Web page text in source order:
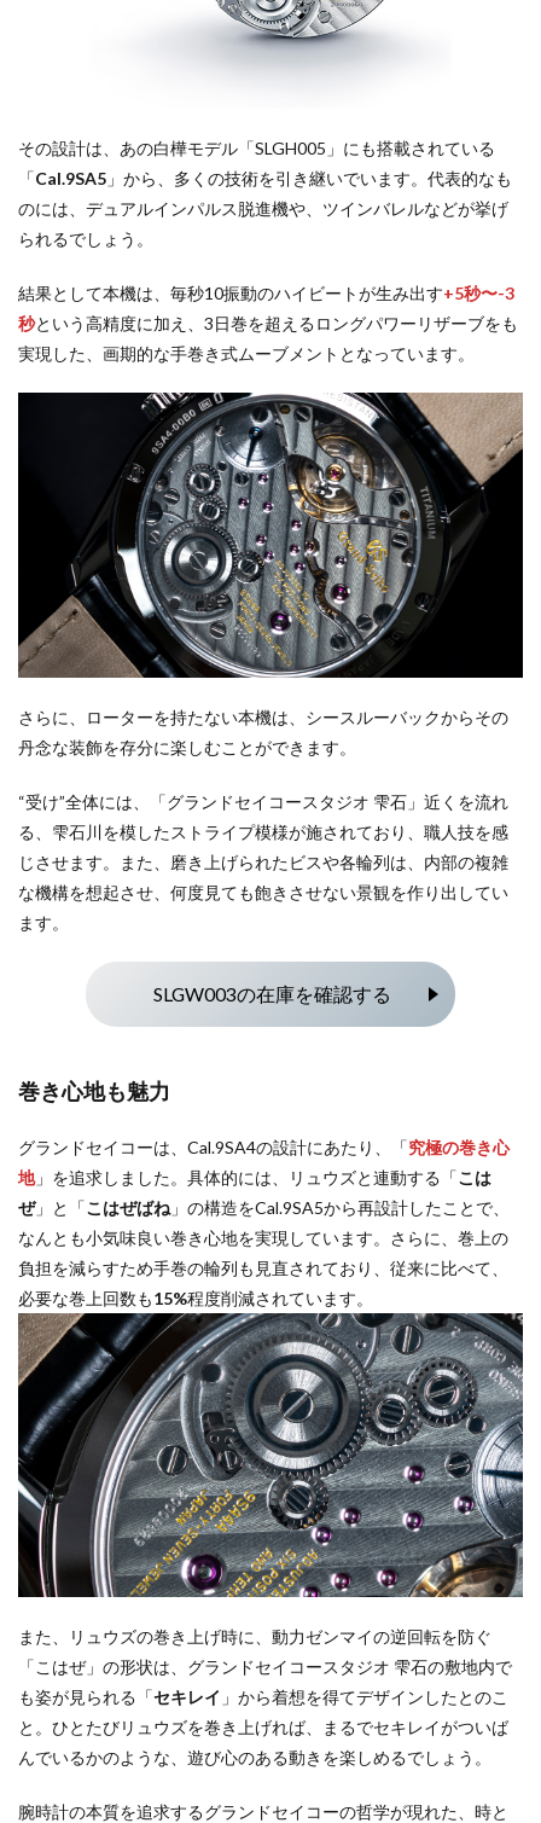
その設計は、あの白樺モデル「SLGH005」にも搭載されている
「Cal.9SA5 」から、多くの技術を引き継いでいます。代表的なも
のには、デュアルインパルス脱進機や、ツインバレルなどが挙げ
られるでしょう。
結果として本機は、毎秒10振動のハイビートが生み出す+5秒〜-3
秒という高精度に加え、3日巻を超えるロングパワーリザーブをも
実現した、画期的な手巻き式ムーブメントとなっています。
さらに、ローターを持たない本機は、シースルーバックからその
丹念な装飾を存分に楽しむことができます。
“受け”全体には、「グランドセイコースタジオ 雫石」近くを流れ
る、雫石川を模したストライプ模様が施されており、職人技を感
じさせます。また、磨き上げられたビスや各輪列は、内部の複雑
な機構を想起させ、何度見ても飽きさせない景観を作り出してい
ます。
SLGW003の在庫を確認する
巻き心地も魅力
グランドセイコーは、Cal.9SA4の設計にあたり、「究極の巻き心
地」を追求しました。具体的には、リュウズと連動する「こは
ぜ」と「こはぜばね 」の構造をCal.9SA5から再設計したことで、
なんとも小気味良い巻き心地を実現しています。さらに、巻上の
負担を減らすため手巻の輪列も見直されており、従来に比べて、
必要な巻上回数も15%程度削減されています。
また、リュウズの巻き上げ時に、動力ゼンマイの逆回転を防ぐ
「こはぜ」の形状は、グランドセイコースタジオ 雫石の敷地内で
も姿が見られる「セキレイ 」から着想を得てデザインしたとのこ
と。ひとたびリュウズを巻き上げれば、まるでセキレイがついば
んでいるかのような、遊び心のある動きを楽しめるでしょう。
腕時計の本質を追求するグランドセイコーの哲学が現れた、時と